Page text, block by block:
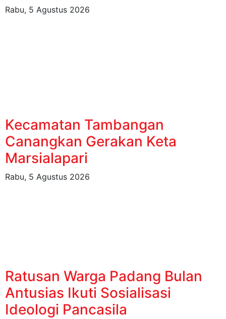
Rabu, 5 Agustus 2026
Kecamatan Tambangan
Canangkan Gerakan Keta
Marsialapari
Rabu, 5 Agustus 2026
Ratusan Warga Padang Bulan
Antusias Ikuti Sosialisasi
Ideologi Pancasila